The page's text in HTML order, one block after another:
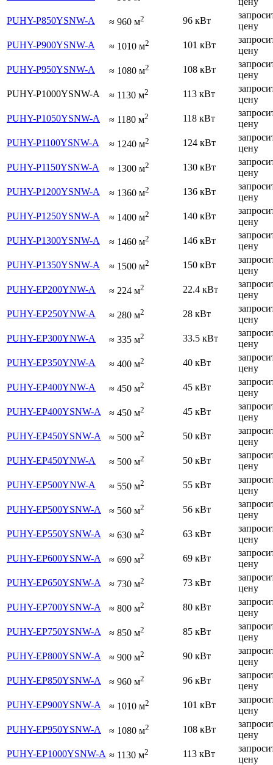
PUHY-P850YSNW-A
≈ 960 м2 96 кВт
цену
PUHY-P900YSNW-A
≈ 1010 м2 101 кВт
цену
PUHY-P950YSNW-A
≈ 1080 м2 108 кВт
цену
PUHY-P1000YSNW-A
≈ 1130 м2 113 кВт
цену
PUHY-P1050YSNW-A
≈ 1180 м2 118 кВт
цену
PUHY-P1100YSNW-A
≈ 1240 м2 124 кВт
цену
PUHY-P1150YSNW-A
≈ 1300 м2 130 кВт
цену
PUHY-P1200YSNW-A
≈ 1360 м2 136 кВт
цену
PUHY-P1250YSNW-A
≈ 1400 м2 140 кВт
цену
PUHY-P1300YSNW-A
≈ 1460 м2 146 кВт
цену
PUHY-P1350YSNW-A
≈ 1500 м2 150 кВт
цену
PUHY-EP200YNW-A
≈ 224 м2 22.4 кВт
цену
PUHY-EP250YNW-A
≈ 280 м2 28 кВт
цену
PUHY-EP300YNW-A
≈ 335 м2 33.5 кВт
цену
PUHY-EP350YNW-A
≈ 400 м2 40 кВт
цену
PUHY-EP400YNW-A
≈ 450 м2 45 кВт
цену
PUHY-EP400YSNW-A
≈ 450 м2 45 кВт
цену
PUHY-EP450YSNW-A
≈ 500 м2 50 кВт
цену
PUHY-EP450YNW-A
≈ 500 м2 50 кВт
цену
PUHY-EP500YNW-A
≈ 550 м2 55 кВт
цену
PUHY-EP500YSNW-A
≈ 560 м2 56 кВт
цену
PUHY-EP550YSNW-A
≈ 630 м2 63 кВт
цену
PUHY-EP600YSNW-A
≈ 690 м2 69 кВт
цену
PUHY-EP650YSNW-A
≈ 730 м2 73 кВт
цену
PUHY-EP700YSNW-A
≈ 800 м2 80 кВт
цену
PUHY-EP750YSNW-A
≈ 850 м2 85 кВт
цену
PUHY-EP800YSNW-A
≈ 900 м2 90 кВт
цену
PUHY-EP850YSNW-A
≈ 960 м2 96 кВт
цену
PUHY-EP900YSNW-A
≈ 1010 м2 101 кВт
цену
PUHY-EP950YSNW-A
≈ 1080 м2 108 кВт
цену
PUHY-EP1000YSNW-A ≈ 1130 м2 113 кВт
цену